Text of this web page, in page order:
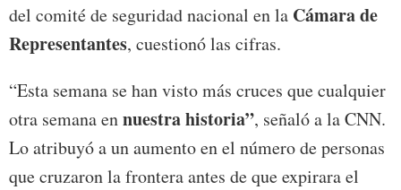
del comité de seguridad nacional en la Cámara de
Representantes, cuestionó las cifras.
“Esta semana se han visto más cruces que cualquier
otra semana ennuestra historia”, señaló a la CNN.
Lo atribuyó a un aumento en el número de personas
que cruzaron la frontera antes de que expirara el